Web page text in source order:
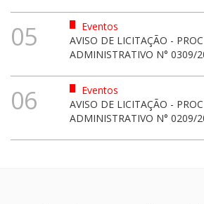
05
Eventos
AVISO DE LICITAÇÃO -
ADMINISTRATIVO N° 0309/
06
Eventos
AVISO DE LICITAÇÃO -
ADMINISTRATIVO N° 0209/